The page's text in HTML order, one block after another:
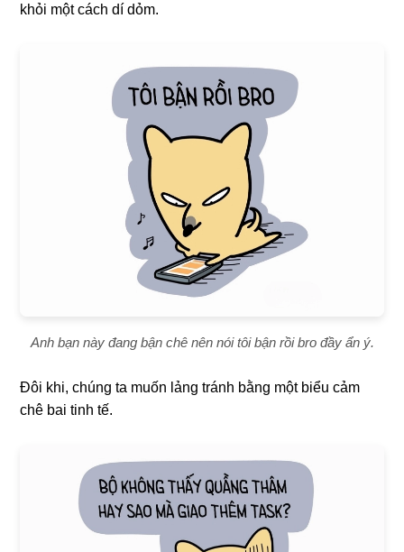
khỏi một cách dí dỏm.
Anh bạn này đang bận chê nên nói tôi bận rồi bro đầy ẩn ý.
Đôi khi, chúng ta muốn lảng tránh bằng một biểu cảm
chê bai tinh tế.